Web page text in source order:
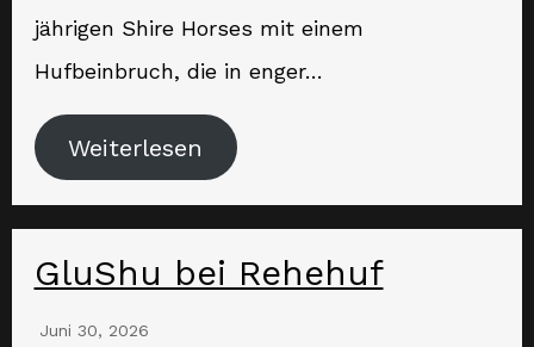
jährigen Shire Horses mit einem
Hufbeinbruch, die in enger…
Weiterlesen
GluShu bei Rehehuf
Juni 30, 2026